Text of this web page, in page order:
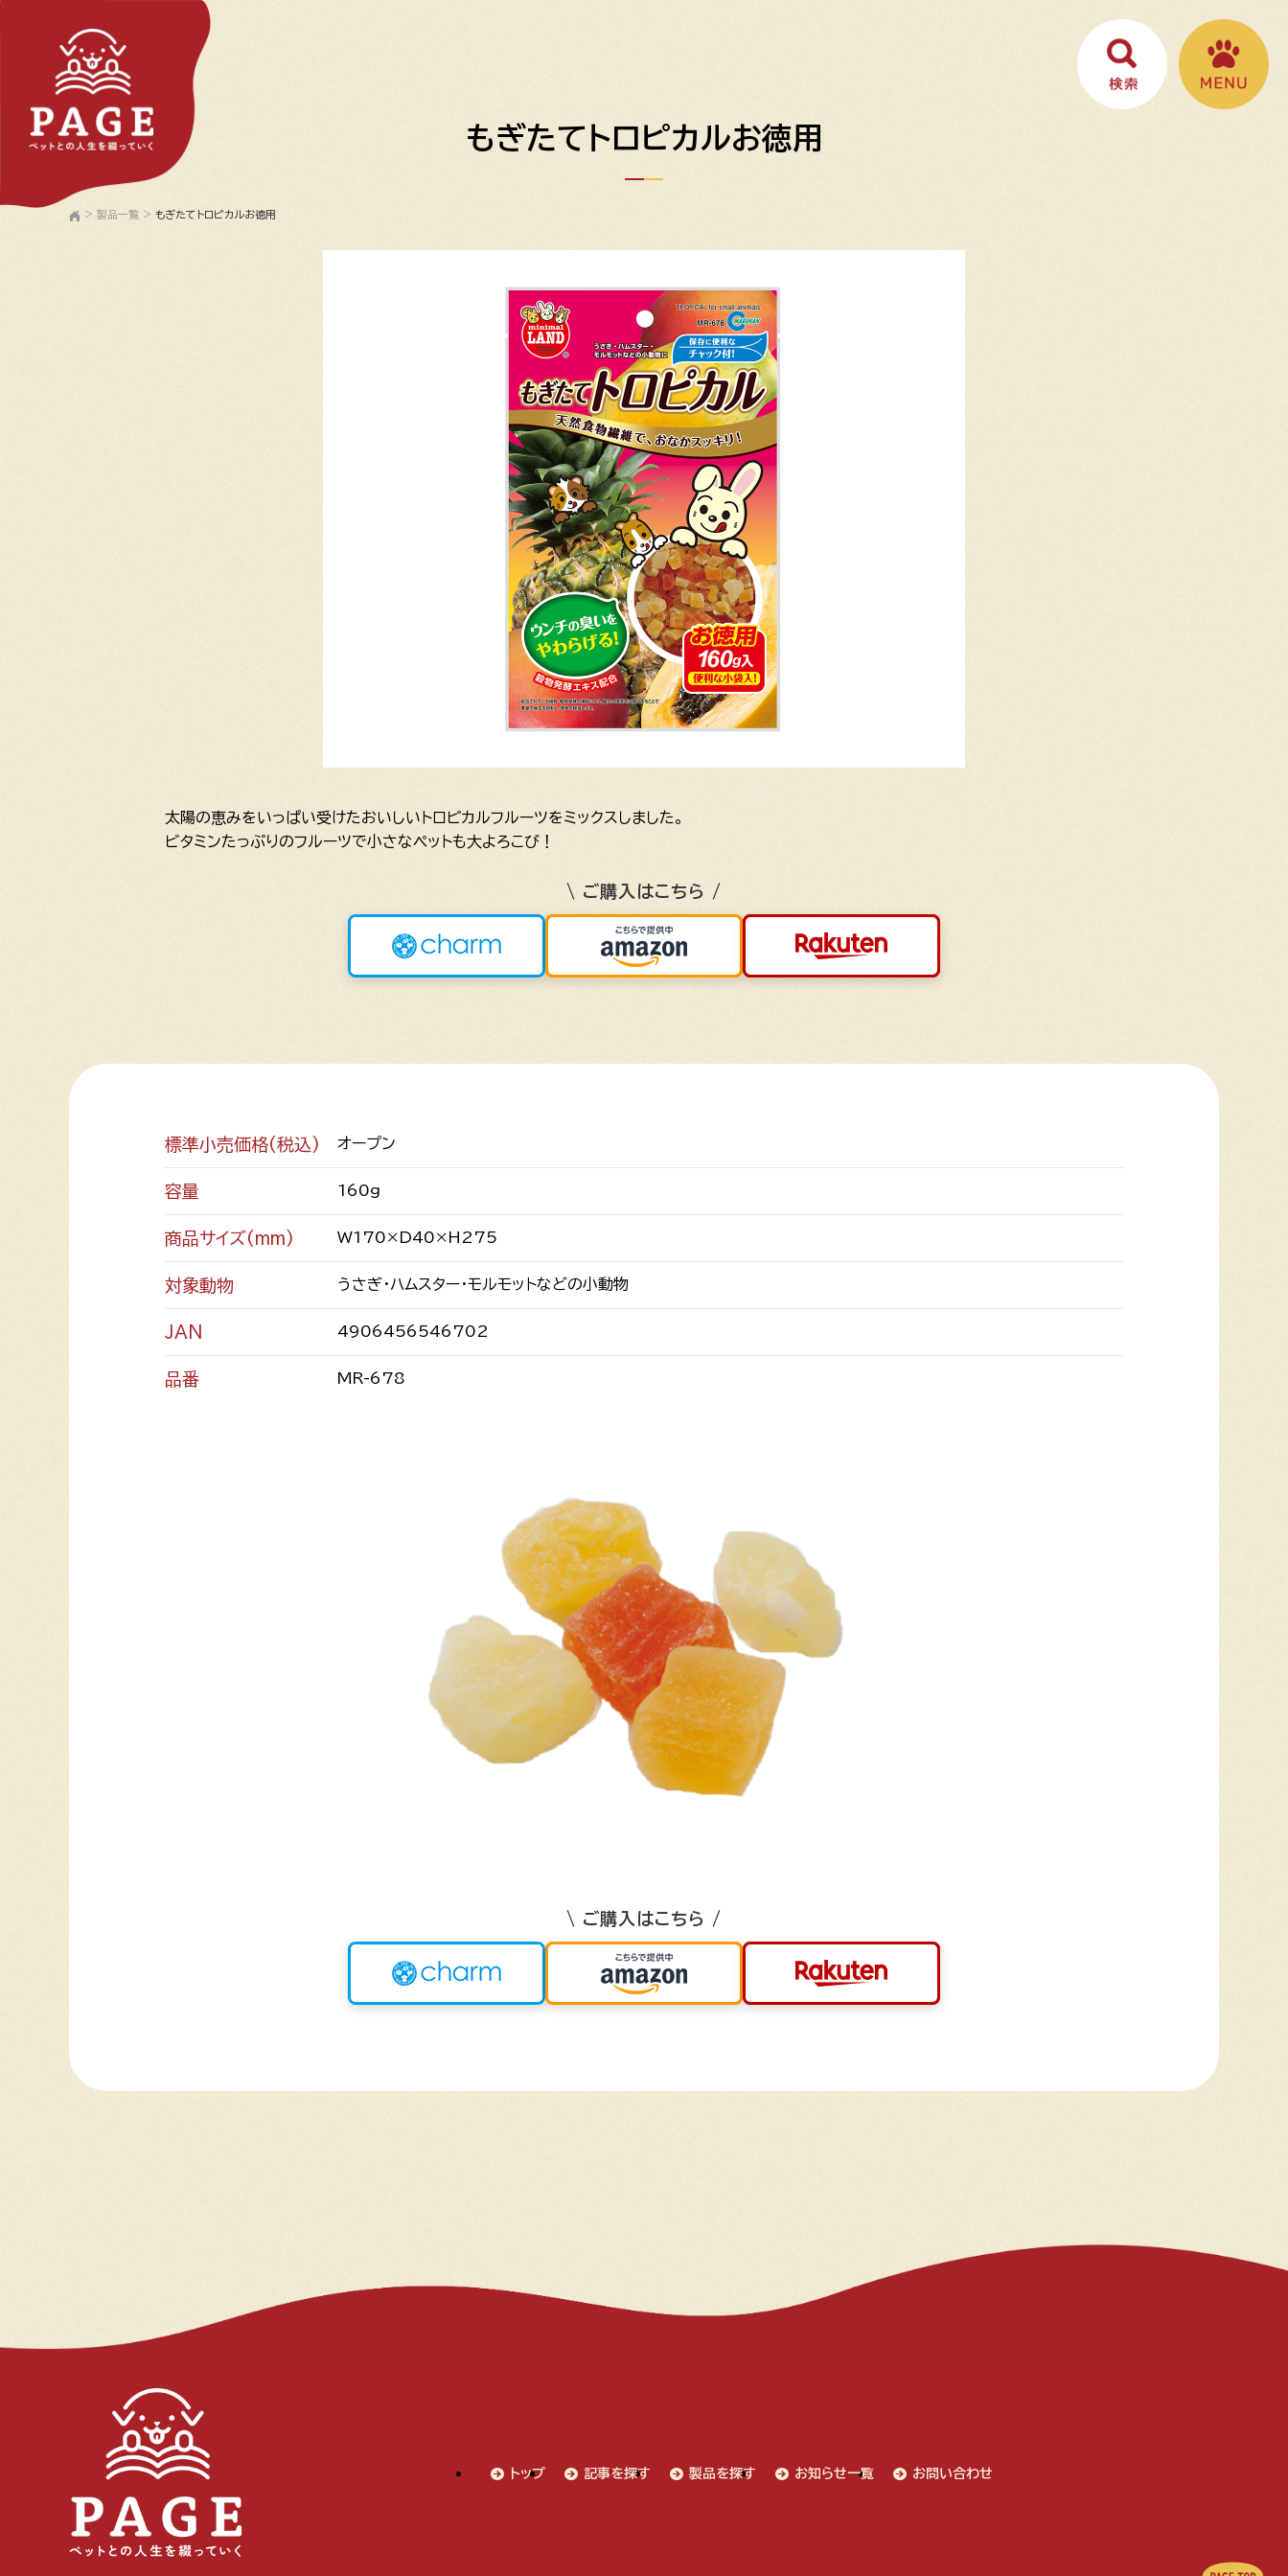
もぎたてトロピカルお徳用
> 製品一覧 > もぎたてトロピカルお徳用
太陽の恵みをいっぱい受けたおいしいトロピカルフルーツをミックスしました。
ビタミンたっぷりのフルーツで小さなペットも大よろこび！
\ ご購入はこちら /
標準小売価格(税込) オープン
容量 160g
商品サイズ(mm) W170×D40×H275
対象動物 うさぎ・ハムスター・モルモットなどの小動物
JAN 4906456546702
品番 MR-678
\ ご購入はこちら /
トップ 記事を探す 製品を探す お知らせ一覧 お問い合わせ